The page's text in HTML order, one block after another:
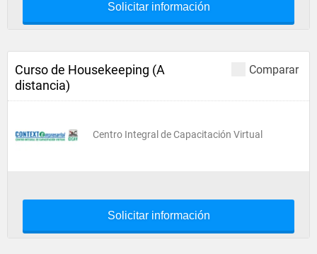
Solicitar información
Comparar
Curso de Housekeeping (A
distancia)
Centro Integral de Capacitación Virtual
Solicitar información